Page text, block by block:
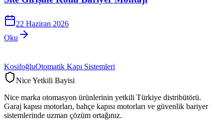
22 Haziran 2026
Oku
KosifoğluOtomatik Kapı Sistemleri
Nice Yetkili Bayisi
Nice marka otomasyon ürünlerinin yetkili Türkiye distribütörü.
Garaj kapısı motorları, bahçe kapısı motorları ve güvenlik bariyer
sistemlerinde uzman çözüm ortağınız.